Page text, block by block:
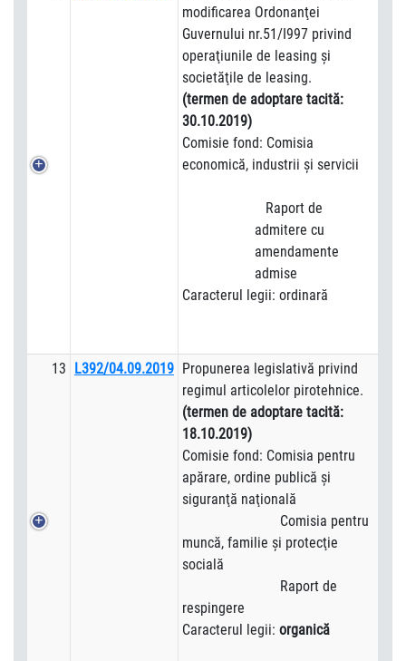
modificarea Ordonanţei
Guvernului nr.51/I997 privind
operaţiunile de leasing şi
societăţile de leasing.
(termen de adoptare tacită:
30.10.2019)
Comisie fond: Comisia
economică, industrii şi servicii
Raport de
admitere cu
amendamente
admise
Caracterul legii: ordinară
13 L392/04.09.2019 Propunerea legislativă privind
regimul articolelor pirotehnice.
(termen de adoptare tacită:
18.10.2019)
Comisie fond: Comisia pentru
apărare, ordine publică şi
siguranţă naţională
Comisia pentru
muncă, familie şi protecţie
socială
Raport de
respingere
Caracterul legii: organică